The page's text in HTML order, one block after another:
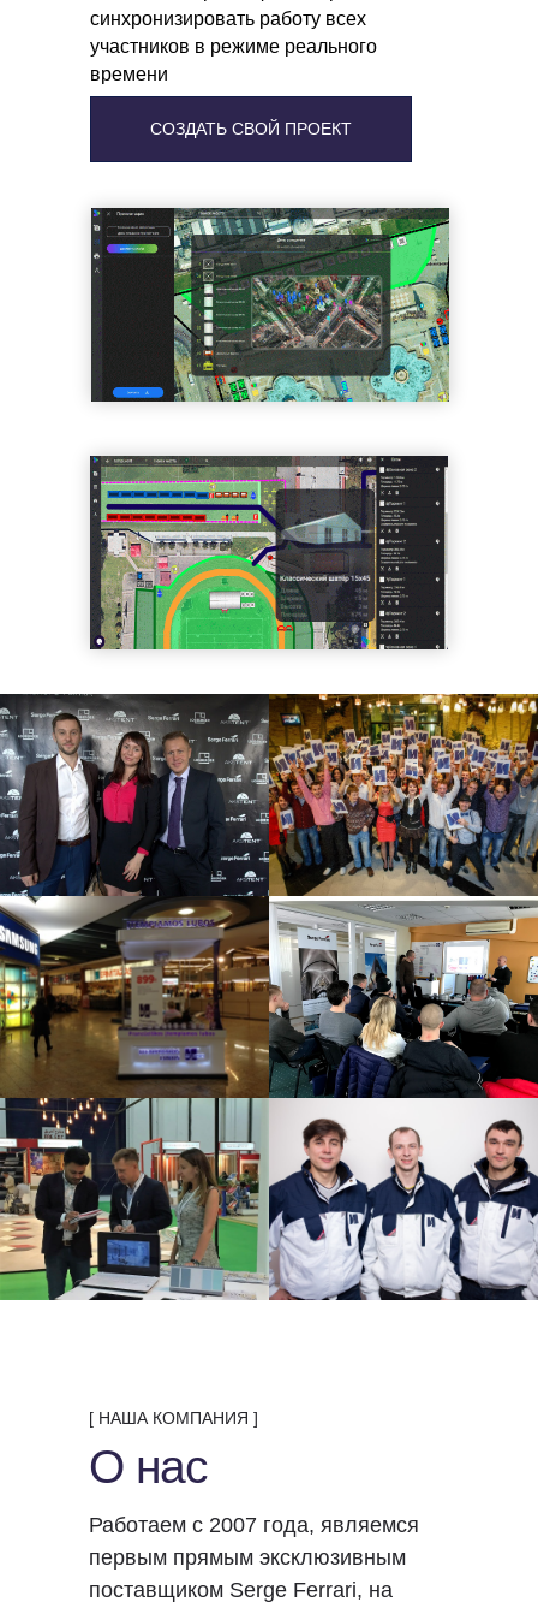
синхронизировать работу всех
участников в режиме реального
времени
СОЗДАТЬ СВОЙ ПРОЕКТ
О нас
Работаем с 2007 года, являемся
первым прямым эксклюзивным
поставщиком Serge Ferrari, на
[ НАША КОМПАНИЯ ]